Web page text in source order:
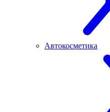
Автокосметика